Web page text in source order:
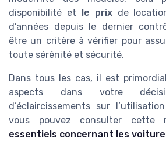
disponibilité et
le prixde
d’années depuis le dernier
être un critère à vérifier pour
toute sérénité et sécurité.
Dans tous les cas, il est
aspects dans votre
d’éclaircissements sur
vous pouvez consulter cette
essentiels concernant les